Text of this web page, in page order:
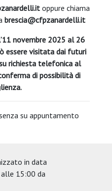
oppure chiama
brescia@cfpzanardelli.it
novembre 2025 al 26
essere visitata dai futuri
richiesta telefonica al
di possibilità di
su appuntamento
in data
15:00 da